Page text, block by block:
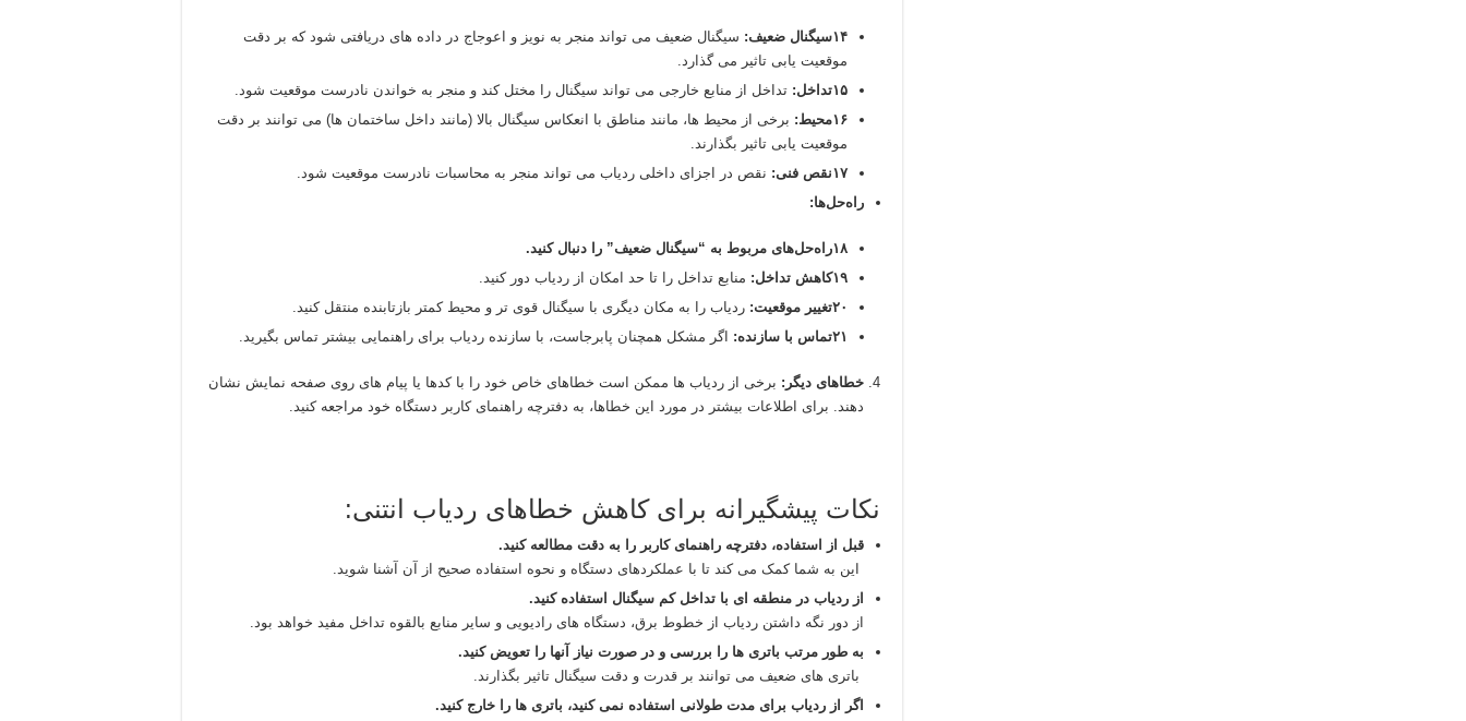
۱۴سیگنال ضعیف:
سیگنال ضعیف می تواند منجر به نویز و اعوجاج در داده های دریافتی شود که بر دقت
موقعیت یابی تاثیر می گذارد.
۱۵تداخل:
تداخل از منابع خارجی می تواند سیگنال را مختل کند و منجر به خواندن نادرست موقعیت شود.
۱۶محیط:
برخی از محیط ها، مانند مناطق با انعکاس سیگنال بالا (مانند داخل ساختمان ها) می توانند بر دقت
موقعیت یابی تاثیر بگذارند.
۱۷نقص فنی:
نقص در اجزای داخلی ردیاب می تواند منجر به محاسبات نادرست موقعیت شود.
راه‌حل‌ها:
۱۸راه‌حل‌های مربوط به “سیگنال ضعیف” را دنبال کنید.
۱۹کاهش تداخل:
منابع تداخل را تا حد امکان از ردیاب دور کنید.
۲۰تغییر موقعیت:
ردیاب را به مکان دیگری با سیگنال قوی تر و محیط کمتر بازتابنده منتقل کنید.
۲۱تماس با سازنده:
اگر مشکل همچنان پابرجاست، با سازنده ردیاب برای راهنمایی بیشتر تماس بگیرید.
خطاهای دیگر: برخی از ردیاب ها ممکن است خطاهای خاص خود را با کدها یا پیام های روی صفحه نمایش نشان
دهند. برای اطلاعات بیشتر در مورد این خطاها، به دفترچه راهنمای کاربر دستگاه خود مراجعه کنید.
نکات پیشگیرانه برای کاهش خطاهای ردیاب انتنی:
قبل از استفاده، دفترچه راهنمای کاربر را به دقت مطالعه کنید.
این به شما کمک می کند تا با عملکردهای دستگاه و نحوه استفاده صحیح از آن آشنا شوید.
از ردیاب در منطقه ای با تداخل کم سیگنال استفاده کنید.
از دور نگه داشتن ردیاب از خطوط برق، دستگاه های رادیویی و سایر منابع بالقوه تداخل مفید خواهد بود.
به طور مرتب باتری ها را بررسی و در صورت نیاز آنها را تعویض کنید.
باتری های ضعیف می توانند بر قدرت و دقت سیگنال تاثیر بگذارند.
اگر از ردیاب برای مدت طولانی استفاده نمی کنید، باتری ها را خارج کنید.